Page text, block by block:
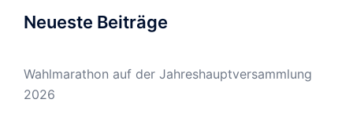
Neueste Beiträge
Wahlmarathon auf der Jahreshauptversammlung
2026